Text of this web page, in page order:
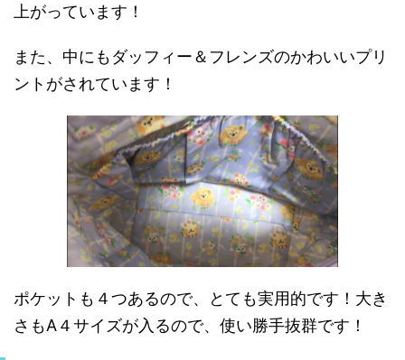
上がっています！
また、中にもダッフィー＆フレンズのかわいいプリ
ントがされています！
ポケットも４つあるので、とても実用的です！大き
さもA４サイズが入るので、使い勝手抜群です！